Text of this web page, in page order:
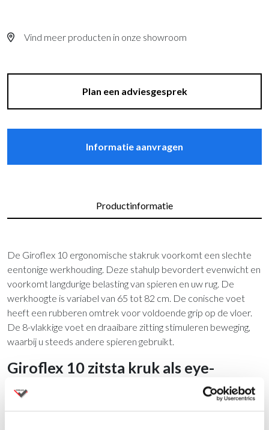
Vind meer producten in onze showroom
Plan een adviesgesprek
Informatie aanvragen
Productinformatie
De Giroflex 10 ergonomische stakruk voorkomt een slechte
eentonige werkhouding. Deze stahulp bevordert evenwicht en
voorkomt langdurige belasting van spieren en uw rug. De
werkhoogte is variabel van 65 tot 82 cm. De conische voet
heeft een rubberen omtrek voor voldoende grip op de vloer.
De 8-vlakkige voet en draaibare zitting stimuleren beweging,
waarbij u steeds andere spieren gebruikt.
Giroflex 10 zitsta kruk als eye-
catcher
De Giroflex 10 zistahulp is te leveren in vele kleuren. De in het